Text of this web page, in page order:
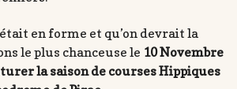
en forme et qu’on devrait la
le plus chanceuse le 10 Novembre
la saison de courses Hippiques